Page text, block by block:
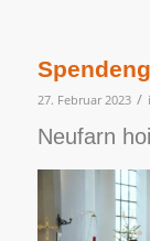
27. Februar 2023 /
Neufarn